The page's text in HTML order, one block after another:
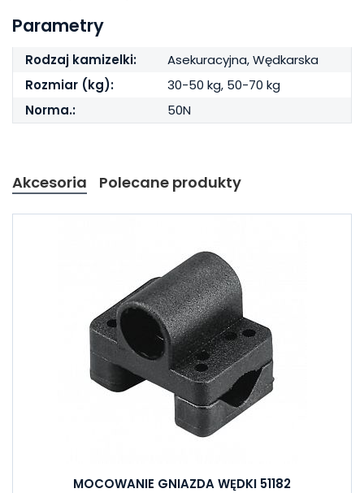
Parametry
Rodzaj kamizelki:
Asekuracyjna, Wędkarska
Rozmiar (kg):
30-50 kg, 50-70 kg
Norma.:
50N
Akcesoria Polecane produkty
MOCOWANIE GNIAZDA WĘDKI 51182